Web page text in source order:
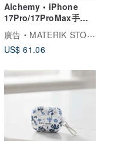
Alchemy • iPhone
17Pro/17ProMax手機
殼 MagSafe磁吸手機保
護套
廣告
MATERIK STORY
US$ 61.06